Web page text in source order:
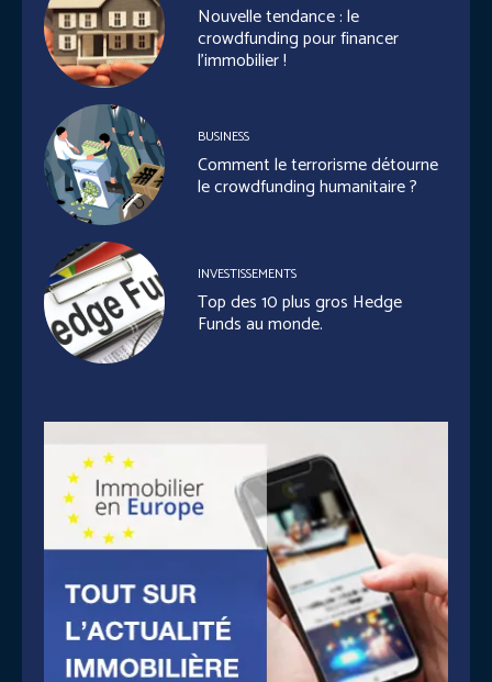
Nouvelle tendance : le
crowdfunding pour financer
l’immobilier !
BUSINESS
Comment le terrorisme détourne
le crowdfunding humanitaire ?
INVESTISSEMENTS
Top des 10 plus gros Hedge
Funds au monde.